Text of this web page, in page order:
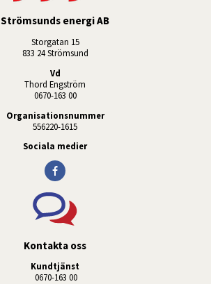
Strömsunds energi AB
Storgatan 15
833 24 Strömsund
Vd
Thord Engström
0670-163 00
Organisationsnummer
556220-1615
Sociala medier
Kontakta oss
Kundtjänst
0670-163 00